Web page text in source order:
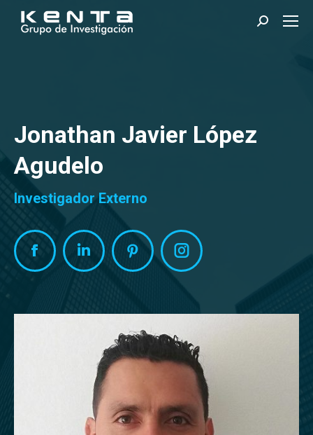
Search:
Jonathan Javier López
Agudelo
Investigador Externo
FacebookLinkedinPinterestInstagram